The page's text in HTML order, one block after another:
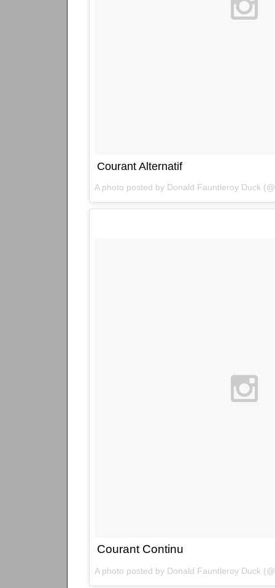
Courant Alternatif
A photo posted by Donald Fauntleroy Duck
Courant Continu
A photo posted by Donald Fauntleroy Duck